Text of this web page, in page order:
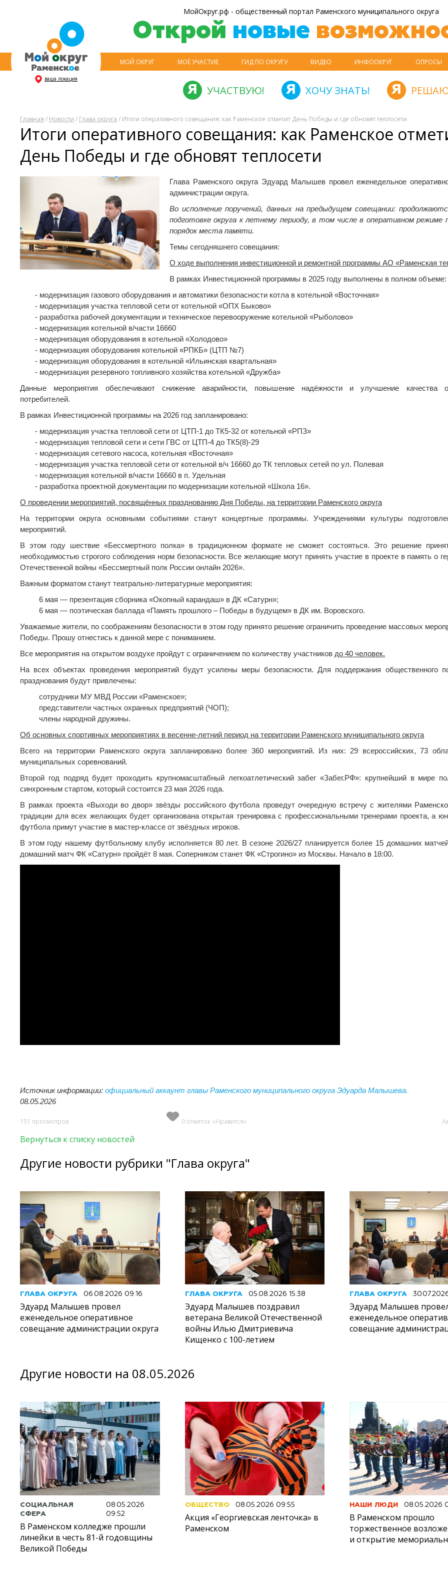
ваша локация
МойОкруг.рф - общественный портал Раменского муниципального округа
Открой новые
МОЙ ОКРУГ МОЁ УЧАСТИЕ ГИД ПО ОКРУГУ ВИДЕО ИНФООКРУГ ОПРОСЫ
УЧАСТВУЮ! ХОЧУ ЗНАТЬ!
Главная / Новости / Глава округа / Итоги оперативного совещания: как Раменское отметит День Победы и где обновят теплосети
Итоги оперативного совещания: как Раменское
День Победы и где обновят теплосети
Глава Раменского округа Эдуард Малышев провел еженедельное
администрации округа.
Во исполнение поручений, данных на предыдущем совещании:
подготовке округа к летнему периоду, в том числе в оперативном режиме
порядок места памяти.
Темы сегодняшнего совещания:
О ходе выполнения инвестиционной и ремонтной программы АО «Раменская
В рамках Инвестиционной программы в 2025 году выполнены в полном объеме:
- модернизация газового оборудования и автоматики безопасности котла в котельной «Восточная»
- модернизация участка тепловой сети от котельной «ОПХ Быково»
- разработка рабочей документации и техническое перевооружение котельной «Рыболово»
- модернизация котельной в/части 16660
- модернизация оборудования в котельной «Холодово»
- модернизация оборудования котельной «РПКБ» (ЦТП №7)
- модернизация оборудования в котельной «Ильинская квартальная»
- модернизация резервного топливного хозяйства котельной «Дружба»
Данные мероприятия обеспечивают снижение аварийности, повышение надёжности и улучшение качества
потребителей.
В рамках Инвестиционной программы на 2026 год запланировано:
- модернизация участка тепловой сети от ЦТП-1 до ТК5-32 от котельной «РПЗ»
- модернизация тепловой сети и сети ГВС от ЦТП-4 до ТК5(8)-29
- модернизация сетевого насоса, котельная «Восточная»
- модернизация участка тепловой сети от котельной в/ч 16660 до ТК тепловых сетей по ул. Полевая
- модернизация котельной в/части 16660 в п. Удельная
- разработка проектной документации по модернизации котельной «Школа 16».
О проведении мероприятий, посвящённых празднованию Дня Победы, на территории Раменского округа
На территории округа основными событиями станут концертные программы. Учреждениями культуры
мероприятий.
В этом году шествие «Бессмертного полка» в традиционном формате не сможет состояться. Это решение
необходимостью строгого соблюдения норм безопасности. Все желающие могут принять участие в проекте в память о
Отечественной войны «Бессмертный полк России онлайн 2026».
Важным форматом станут театрально-литературные мероприятия:
6 мая — презентация сборника «Окопный карандаш» в ДК «Сатурн»;
6 мая — поэтическая баллада «Память прошлого – Победы в будущем» в ДК им. Воровского.
Уважаемые жители, по соображениям безопасности в этом году принято решение ограничить проведение массовых
Победы. Прошу отнестись к данной мере с пониманием.
Все мероприятия на открытом воздухе пройдут с ограничением по количеству участников до 40 человек.
На всех объектах проведения мероприятий будут усилены меры безопасности. Для поддержания общественного
празднования будут привлечены:
сотрудники МУ МВД России «Раменское»;
представители частных охранных предприятий (ЧОП);
члены народной дружины.
Об основных спортивных мероприятиях в весенне-летний период на территории Раменского муниципального округа
Всего на территории Раменского округа запланировано более 360 мероприятий. Из них: 29 всероссийских, 73
муниципальных соревнований.
Второй год подряд будет проходить крупномасштабный легкоатлетический забег «Забег.РФ»: крупнейший в мире
синхронным стартом, который состоится 23 мая 2026 года.
В рамках проекта «Выходи во двор» звёзды российского футбола проведут очередную встречу с жителями
традиции для всех желающих будет организована открытая тренировка с профессиональными тренерами проекта, а
футбола примут участие в мастер-классе от звёздных игроков.
В этом году нашему футбольному клубу исполняется 80 лет. В сезоне 2026/27 планируется более 15 домашних
домашний матч ФК «Сатурн» пройдёт 8 мая. Соперником станет ФК «Строгино» из Москвы. Начало в 18:00.
Источник информации: официальный аккаунт главы Раменского муниципального округа Эдуарда Малышева.
08.05.2026
151 просмотров 0 отметок «Нравится»
Вернуться к списку новостей
Другие новости рубрики "Глава округа"
ГЛАВА ОКРУГА 06.08.2026 09:16
Эдуард Малышев провел
еженедельное оперативное
совещание администрации округа
ГЛАВА ОКРУГА 05.08.2026 15:38
Эдуард Малышев поздравил
ветерана Великой Отечественной
войны Илью Дмитриевича
Кищенко с 100-летием
ГЛАВА ОКРУГА
Эдуард Малышев
еженедельное
совещание
Другие новости на 08.05.2026
СОЦИАЛЬНАЯ
СФЕРА
08.05.2026
09:52
В Раменском колледже прошли
линейки в честь 81-й годовщины
Великой Победы
ОБЩЕСТВО 08.05.2026 09:55
Акция «Георгиевская ленточка» в
Раменском
НАШИ ЛЮДИ 08.05.2026
В Раменском прошло
торжественное
и открытие